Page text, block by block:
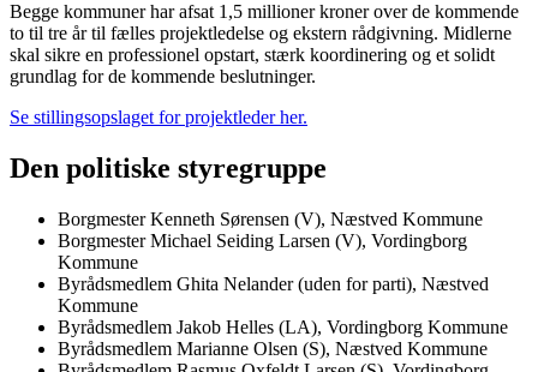
Begge kommuner har afsat 1,5 millioner kroner over de kommende
to til tre år til fælles projektledelse og ekstern rådgivning. Midlerne
skal sikre en professionel opstart, stærk koordinering og et solidt
grundlag for de kommende beslutninger.
Se stillingsopslaget for projektleder her.
Den politiske styregruppe
Borgmester Kenneth Sørensen (V), Næstved Kommune
Borgmester Michael Seiding Larsen (V), Vordingborg
Kommune
Byrådsmedlem Ghita Nelander (uden for parti), Næstved
Kommune
Byrådsmedlem Jakob Helles (LA), Vordingborg Kommune
Byrådsmedlem Marianne Olsen (S), Næstved Kommune